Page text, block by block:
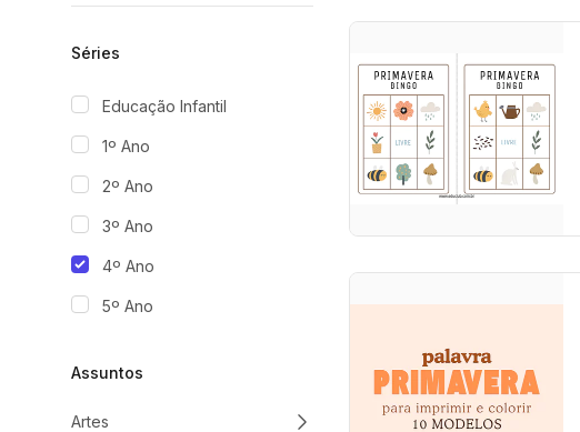
Séries
Educação Infantil
1º Ano
2º Ano
3º Ano
4º Ano
5º Ano
Assuntos
Artes